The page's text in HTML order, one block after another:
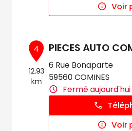
Voir
4
12.93
km
PIECES AUTO
6 Rue Bonaparte
59560 COMINES
Fermé aujourd'hui
Voir